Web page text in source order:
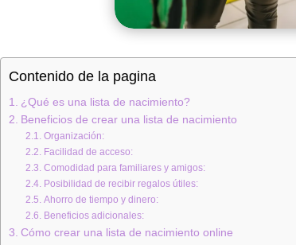
Contenido de la pagina
¿Qué es una lista de nacimiento?
Beneficios de crear una lista de nacimiento
Organización:
Facilidad de acceso:
Comodidad para familiares y amigos:
Posibilidad de recibir regalos útiles:
Ahorro de tiempo y dinero:
Beneficios adicionales:
Cómo crear una lista de nacimiento online